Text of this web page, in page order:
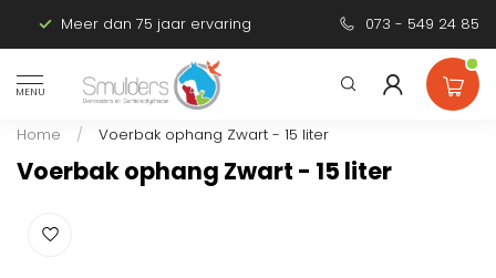
Meer dan 75 jaar ervaring Persoonlijk
073 - 549 24 85
MENU
Home / Voerbak ophang Zwart - 15 liter
Voerbak ophang Zwart - 15 liter